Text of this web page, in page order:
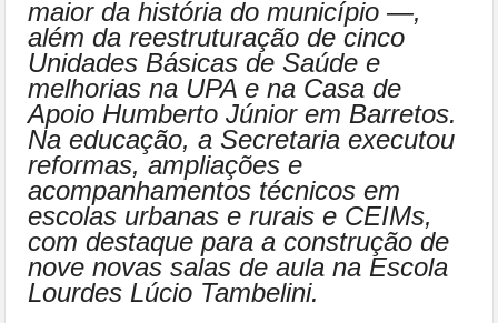
maior da história do município —,
além da reestruturação de cinco
Unidades Básicas de Saúde e
melhorias na UPA e na Casa de
Apoio Humberto Júnior em Barretos.
Na educação, a Secretaria executou
reformas, ampliações e
acompanhamentos técnicos em
escolas urbanas e rurais e CEIMs,
com destaque para a construção de
nove novas salas de aula na Escola
Lourdes Lúcio Tambelini.